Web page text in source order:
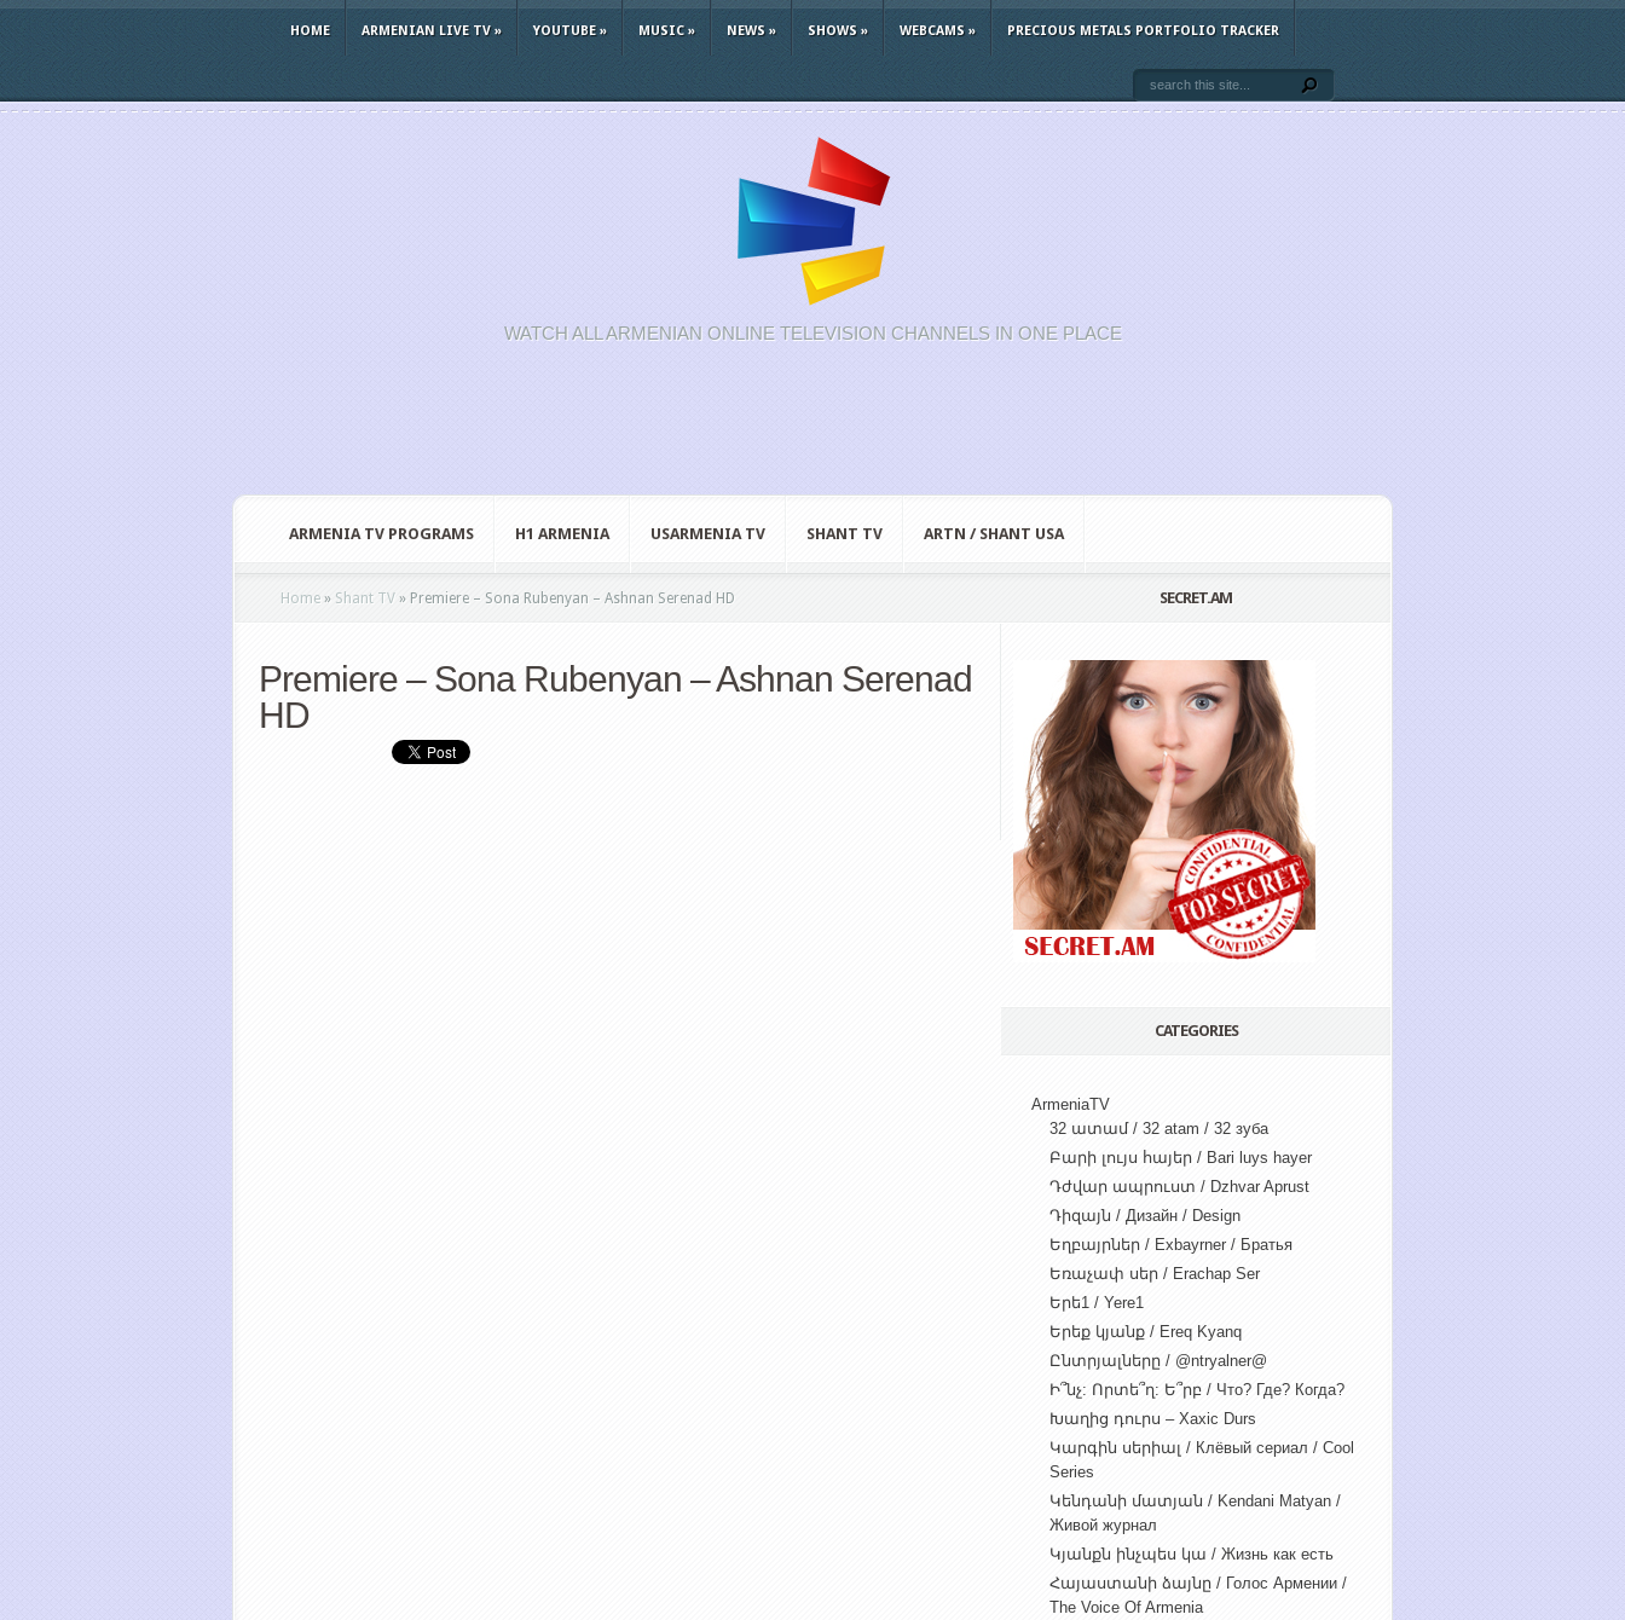
HOME ARMENIAN LIVE TV» YOUTUBE» MUSIC» NEWS » SHOWS » WEBCAMS » PRECIOUS METALS PORTFOLIO TRACKER
WATCH ALL ARMENIAN ONLINE TELEVISION CHANNELS IN ONE PLACE
ARMENIA TV PROGRAMS H1 ARMENIA USARMENIA TV SHANT TV ARTN / SHANT USA
Home » Shant TV » Premiere – Sona Rubenyan – Ashnan Serenad HD
Premiere – Sona Rubenyan – Ashnan Serenad
HD
SECRET.AM
CATEGORIES
ArmeniaTV
32 ատամ / 32 atam / 32 зуба
Բարի լույս հայեր / Bari luys hayer
Դժվար ապրուստ / Dzhvar Aprust
Դիզայն / Дизайн / Design
Եղբայրներ / Exbayrner / Братья
Եռաչափ սեր / Erachap Ser
Երե1 / Yere1
Երեք կյանք / Ereq Kyanq
Ընտրյալները / @ntryalner@
Ի՞նչ: Որտե՞ղ: Ե՞րբ / Что? Где? Когда?
Խաղից դուրս – Xaxic Durs
Կարգին սերիալ / Клёвый сериал / Cool
Series
Կենդանի մատյան / Kendani Matyan /
Живой журнал
Կյանքն ինչպես կա / Жизнь как есть
Հայաստանի ձայնը / Голос Армении /
The Voice Of Armenia